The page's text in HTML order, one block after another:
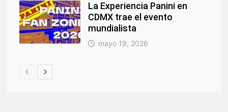
La Experiencia Panini en
CDMX trae el evento
mundialista
mayo 19, 2026